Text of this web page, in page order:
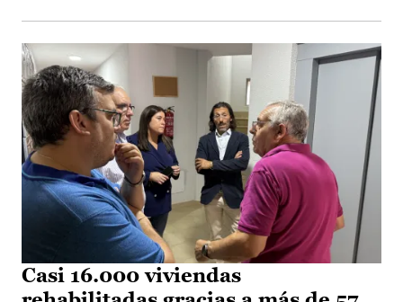
Casi 16.000 viviendas